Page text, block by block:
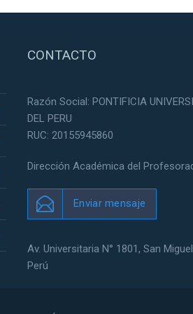
CONTACTO
Razón Social: PONTIFICIA
DEL PERU
RUC: 20155945860
Dirección Académica del
Enviar mensaje
Av. Universitaria N° 1801, San
Perú